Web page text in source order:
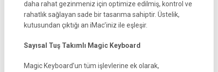
daha rahat gezinmeniz için optimize edilmiş, kontrol ve
rahatlık sağlayan sade bir tasarıma sahiptir. Üstelik,
kutusundan çıktığı an iMac’iniz ile eşleşir.
Sayısal Tuş Takımlı Magic Keyboard
Magic Keyboard’un tüm işlevlerine ek olarak,